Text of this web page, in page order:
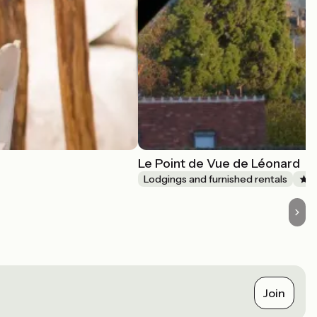
Le Point de Vue de Léonard
Lodgings and furnished rentals
Join